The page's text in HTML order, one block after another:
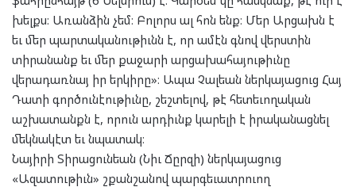
խելքս։ Առանձին չեմ։ Բոլորս ալ հոն ենք։ Մեր Արցախն է
եւ մեր պարտականութիւնն է, որ ամէն գնով վերստին
տիրանանք եւ մեր քաջարի արցախահայութիւնը
վերադառնայ իր երկիրը»։ Ապա Չալեան ներկայացուց Հայ
Դատի գործունէութիւնը, շեշտելով, թէ հետեւողական
աշխատանքն է, որուն արդիւնք կարելի է իրականացնել
մեկնակէտ եւ նպատակ։
Նայիրի Տիրացունեան (Նիւ Ճըրզի) ներկայացուց
«Ազատութիւն» շքանշանով պարգեւատրուող